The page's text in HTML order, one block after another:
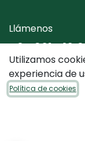
Llámenos
+34 961 412
Envíenos un
Utilizamos
experiencia de
Política de cookies